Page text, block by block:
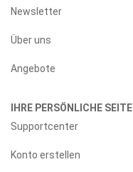
Newsletter
Über uns
Angebote
IHRE PERSÖNLICHE SEITE
Supportcenter
Konto erstellen